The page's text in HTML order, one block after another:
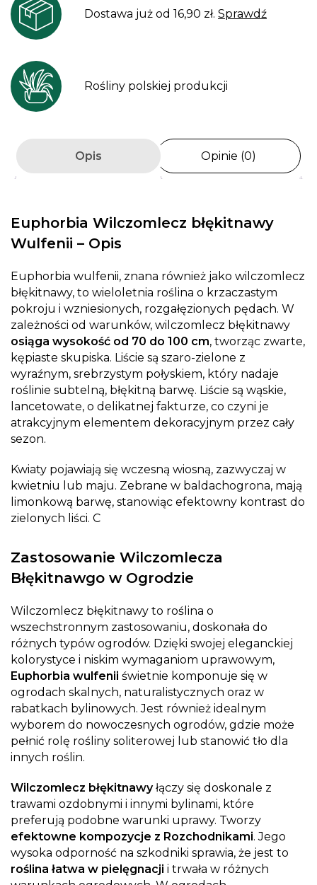
Dostawa już od 16,90 zł. Sprawdź
Rośliny polskiej produkcji
Opis Opinie (0)
Euphorbia Wilczomlecz błękitnawy
Wulfenii – Opis
Euphorbia wulfenii, znana również jako wilczomlecz
błękitnawy, to wieloletnia roślina o krzaczastym
pokroju i wzniesionych, rozgałęzionych pędach. W
zależności od warunków, wilczomlecz błękitnawy
osiąga wysokość od 70 do 100 cm, tworząc zwarte,
kępiaste skupiska. Liście są szaro-zielone z
wyraźnym, srebrzystym połyskiem, który nadaje
roślinie subtelną, błękitną barwę. Liście są wąskie,
lancetowate, o delikatnej fakturze, co czyni je
atrakcyjnym elementem dekoracyjnym przez cały
sezon.
Kwiaty pojawiają się wczesną wiosną, zazwyczaj w
kwietniu lub maju. Zebrane w baldachogrona, mają
limonkową barwę, stanowiąc efektowny kontrast do
zielonych liści. C
Zastosowanie Wilczomlecza
Błękitnawgo w Ogrodzie
Wilczomlecz błękitnawy to roślina o
wszechstronnym zastosowaniu, doskonała do
różnych typów ogrodów. Dzięki swojej eleganckiej
kolorystyce i niskim wymaganiom uprawowym,
Euphorbia wulfenii świetnie komponuje się w
ogrodach skalnych, naturalistycznych oraz w
rabatkach bylinowych. Jest również idealnym
wyborem do nowoczesnych ogrodów, gdzie może
pełnić rolę rośliny soliterowej lub stanowić tło dla
innych roślin.
Wilczomlecz błękitnawyłączy się doskonale z
trawami ozdobnymi i innymi bylinami, które
preferują podobne warunki uprawy. Tworzy
efektowne kompozycje z Rozchodnikami. Jego
wysoka odporność na szkodniki sprawia, że jest to
roślina łatwa w pielęgnacji i trwała w różnych